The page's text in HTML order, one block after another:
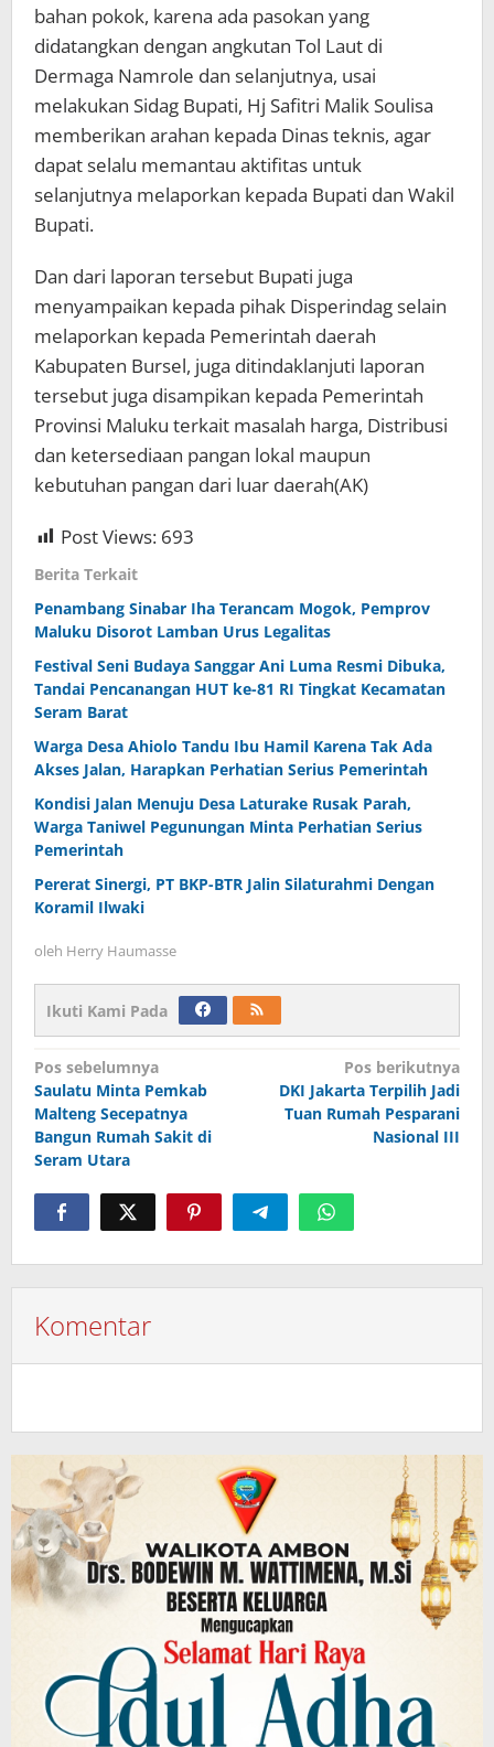
bahan pokok, karena ada pasokan yang
didatangkan dengan angkutan Tol Laut di
Dermaga Namrole dan selanjutnya, usai
melakukan Sidag Bupati, Hj Safitri Malik Soulisa
memberikan arahan kepada Dinas teknis, agar
dapat selalu memantau aktifitas untuk
selanjutnya melaporkan kepada Bupati dan Wakil
Bupati.
Dan dari laporan tersebut Bupati juga
menyampaikan kepada pihak Disperindag selain
melaporkan kepada Pemerintah daerah
Kabupaten Bursel, juga ditindaklanjuti laporan
tersebut juga disampikan kepada Pemerintah
Provinsi Maluku terkait masalah harga, Distribusi
dan ketersediaan pangan lokal maupun
kebutuhan pangan dari luar daerah(AK)
Post Views: 693
Berita Terkait
Penambang Sinabar Iha Terancam Mogok, Pemprov
Maluku Disorot Lamban Urus Legalitas
Festival Seni Budaya Sanggar Ani Luma Resmi Dibuka,
Tandai Pencanangan HUT ke-81 RI Tingkat Kecamatan
Seram Barat
Warga Desa Ahiolo Tandu Ibu Hamil Karena Tak Ada
Akses Jalan, Harapkan Perhatian Serius Pemerintah
Kondisi Jalan Menuju Desa Laturake Rusak Parah,
Warga Taniwel Pegunungan Minta Perhatian Serius
Pemerintah
Pererat Sinergi, PT BKP-BTR Jalin Silaturahmi Dengan
Koramil Ilwaki
oleh Herry Haumasse
Ikuti Kami Pada
Navigasi
pos
Pos sebelumnya
Saulatu Minta Pemkab
Malteng Secepatnya
Bangun Rumah Sakit di
Seram Utara
Pos berikutnya
DKI Jakarta Terpilih Jadi
Tuan Rumah Pesparani
Nasional III
Komentar